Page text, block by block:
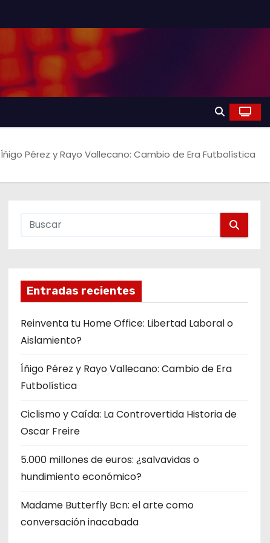
Íñigo Pérez y Rayo Vallecano: Cambio de Era Futbolística
Entradas recientes
Reinventa tu Home Office: Libertad Laboral o
Aislamiento?
Íñigo Pérez y Rayo Vallecano: Cambio de Era
Futbolística
Ciclismo y Caída: La Controvertida Historia de
Oscar Freire
5.000 millones de euros: ¿salvavidas o
hundimiento económico?
Madame Butterfly Bcn: el arte como
conversación inacabada